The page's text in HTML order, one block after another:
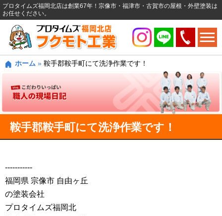
プロタイムズ福岡北店は創業67年！宗像市・福津市・古賀市の屋根・外壁塗装は
お任せください。
ホーム » 鞍手郡鞍手町にて洗浄作業です！
鞍手郡鞍手町にて洗浄作業です！
‐‐‐‐‐‐‐‐‐‐‐
福岡県 宗像市 自由ヶ丘
の塗装会社
プロタイムズ福岡北